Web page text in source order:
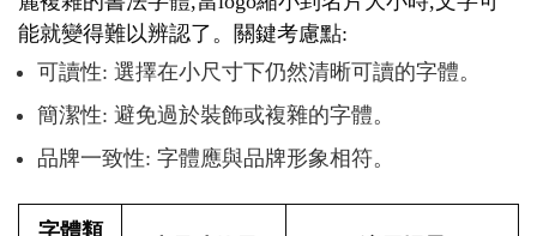
能就變得難以辨認了。關鍵考慮點:
可讀性: 選擇在小尺寸下仍然清晰可讀的字體。
簡潔性: 避免過於裝飾或複雜的字體。
品牌一致性: 字體應與品牌形象相符。